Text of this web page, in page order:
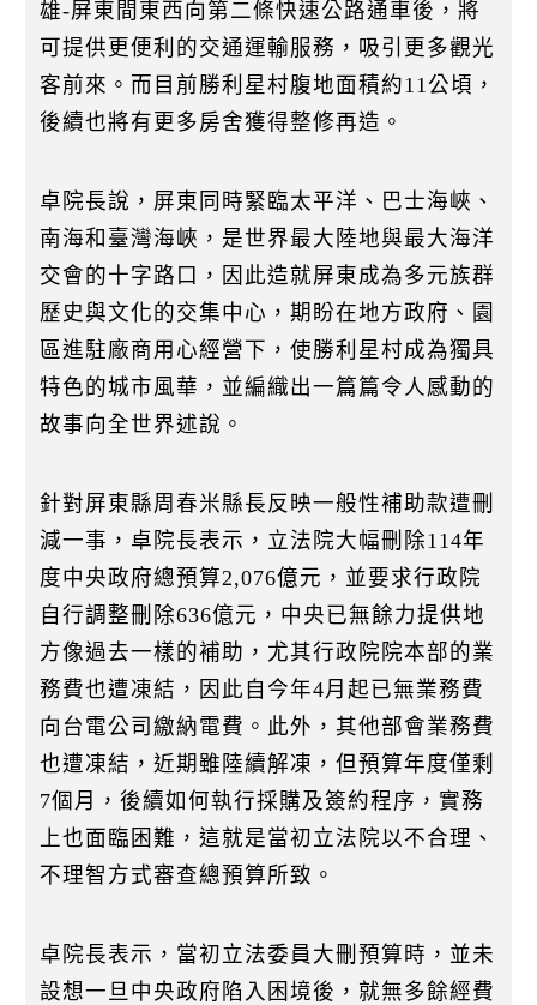
雄-屏東間東西向第二條快速公路通車後，將
可提供更便利的交通運輸服務，吸引更多觀光
客前來。而目前勝利星村腹地面積約11公頃，
後續也將有更多房舍獲得整修再造。
卓院長說，屏東同時緊臨太平洋、巴士海峽、
南海和臺灣海峽，是世界最大陸地與最大海洋
交會的十字路口，因此造就屏東成為多元族群
歷史與文化的交集中心，期盼在地方政府、園
區進駐廠商用心經營下，使勝利星村成為獨具
特色的城市風華，並編織出一篇篇令人感動的
故事向全世界述說。
針對屏東縣周春米縣長反映一般性補助款遭刪
減一事，卓院長表示，立法院大幅刪除114年
度中央政府總預算2,076億元，並要求行政院
自行調整刪除636億元，中央已無餘力提供地
方像過去一樣的補助，尤其行政院院本部的業
務費也遭凍結，因此自今年4月起已無業務費
向台電公司繳納電費。此外，其他部會業務費
也遭凍結，近期雖陸續解凍，但預算年度僅剩
7個月，後續如何執行採購及簽約程序，實務
上也面臨困難，這就是當初立法院以不合理、
不理智方式審查總預算所致。
卓院長表示，當初立法委員大刪預算時，並未
設想一旦中央政府陷入困境後，就無多餘經費